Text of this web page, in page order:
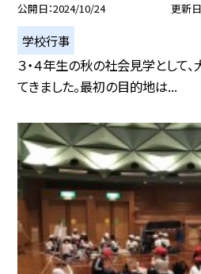
公開日 2024/10/24 更新日
学校行事
３・４年生の秋の社会見学として
てきました。最初の目的地は...